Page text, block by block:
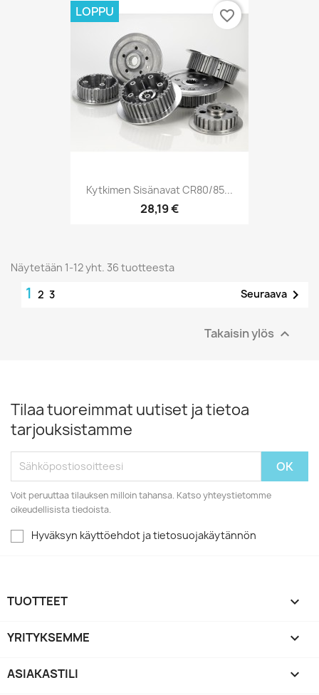
Kytkimen Sisänavat CR80/85...
28,19 €
LOPPU favorite_border
Näytetään 1-12 yht. 36 tuotteesta
1 2 3 Seuraava 
Takaisin ylös 
Tilaa tuoreimmat uutiset ja tietoa
tarjouksistamme
Voit peruuttaa tilauksen milloin tahansa. Katso yhteystietomme
oikeudellisista tiedoista.
Hyväksyn käyttöehdot ja tietosuojakäytännön
TUOTTEET 
YRITYKSEMME 
ASIAKASTILI 